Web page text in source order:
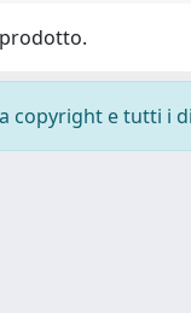
copyright e tutti i